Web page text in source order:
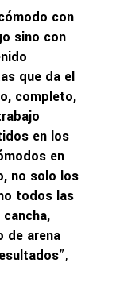
con
sino con
que da el
completo,
en los
en
no solo los
todos las
de arena
”,